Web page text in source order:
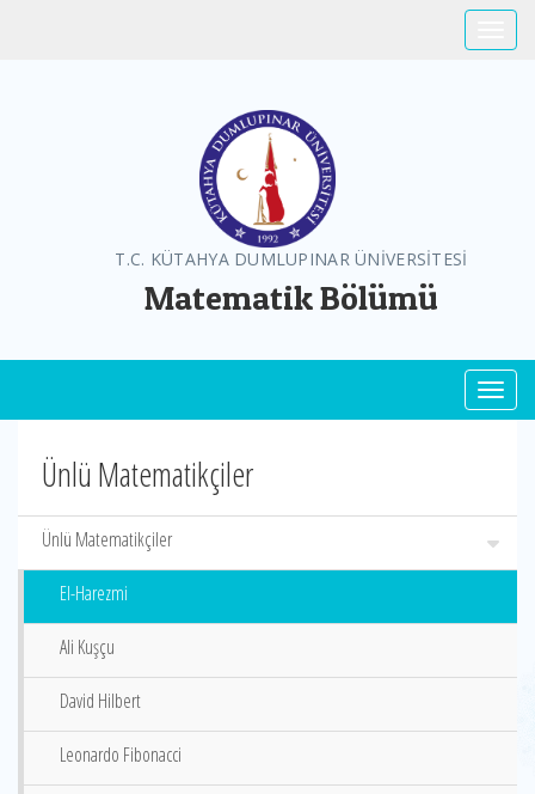
T.C. KÜTAHYA DUMLUPINAR ÜNİVERSİTESİ
Matematik Bölümü
Ünlü Matematikçiler
Ünlü Matematikçiler
El-Harezmi
Ali Kuşçu
David Hilbert
Leonardo Fibonacci